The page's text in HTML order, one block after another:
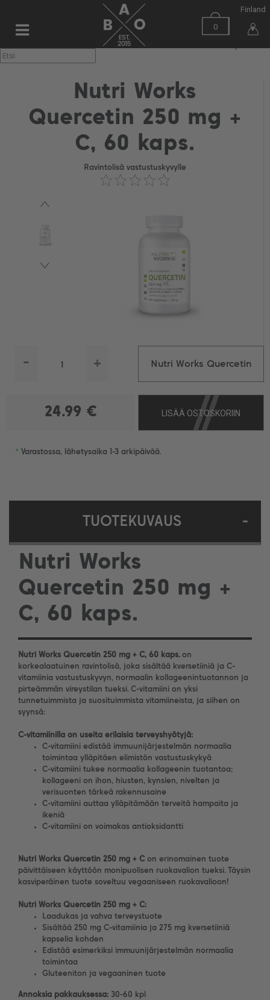
0
Finland
▼
Nutri Works
Quercetin 250 mg +
C, 60 kaps.
Ravintolisä vastustuskyvylle
- + Nutri Works Quercetin
250 mg + C, 60 kaps.
24.99 € LISÄÄ OSTOSKORIIN
• Varastossa, lähetysaika 1-3 arkipäivää.
TUOTEKUVAUS -
Nutri Works
Quercetin 250 mg +
C, 60 kaps.
Nutri Works Quercetin 250 mg + C, 60 kaps. on
korkealaatuinen ravintolisä, joka sisältää kversetiiniä ja C-
vitamiinia vastustuskyvyn, normaalin kollageenintuotannon ja
pirteämmän vireystilan tueksi. C-vitamiini on yksi
tunnetuimmista ja suosituimmista vitamiineista, ja siihen on
syynsä:
C-vitamiinilla on useita erilaisia terveyshyötyjä:
C-vitamiini edistää immuunijärjestelmän normaalia
toimintaa ylläpitäen elimistön vastustuskykyä
C-vitamiini tukee normaalia kollageenin tuotantoa;
kollageeni on ihon, hiusten, kynsien, nivelten ja
verisuonten tärkeä rakennusaine
C-vitamiini auttaa ylläpitämään terveitä hampaita ja
ikeniä
C-vitamiini on voimakas antioksidantti
Nutri Works Quercetin 250 mg + C on erinomainen tuote
päivittäiseen käyttöön monipuolisen ruokavalion tueksi. Täysin
kasviperäinen tuote soveltuu vegaaniseen ruokavalioon!
Nutri Works Quercetin 250 mg + C:
Laadukas ja vahva terveystuote
Sisältää 250 mg C-vitamiinia ja 275 mg kversetiiniä
kapselia kohden
Edistää esimerkiksi immuunijärjestelmän normaalia
toimintaa
Gluteeniton ja vegaaninen tuote
Annoksia pakkauksessa: 30-60 kpl